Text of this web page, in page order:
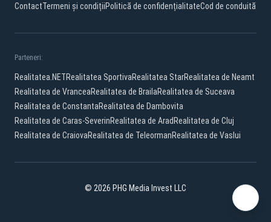
ContactTermeni și condițiiPolitică de confidențialitateCod de conduită
Parteneri:
Realitatea.NETRealitatea SportivaRealitatea StarRealitatea de Neamt
Realitatea de VranceaRealitatea de BrailaRealitatea de Suceava
Realitatea de ConstantaRealitatea de Dambovita
Realitatea de Caras-SeverinRealitatea de Arad Realitatea de Cluj
Realitatea de CraiovaRealitatea de TeleormanRealitatea de Vaslui
© 2026 PHG Media Invest LLC